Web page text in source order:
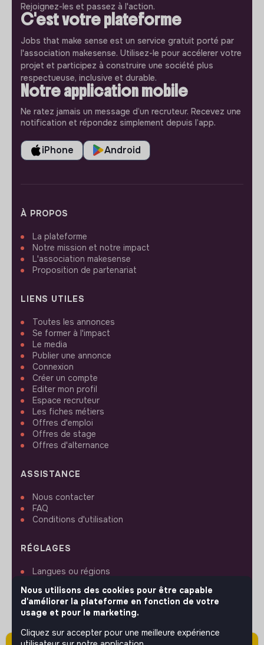
Rejoignez-les et passez à l'action.
C'est votre plateforme
Jobs that make sense est un service gratuit porté par
l'association makesense. Utilisez-le pour accélerer votre
projet et participez à construire une société plus
respectueuse, inclusive et durable.
Notre application mobile
Ne ratez jamais un message d’un recruteur. Recevez une
notification et répondez simplement depuis l’app.
iPhone Android
À PROPOS
La plateforme
Notre mission et notre impact
L'association makesense
Proposition de partenariat
LIENS UTILES
Toutes les annonces
Se former à l'impact
Le media
Publier une annonce
Connexion
Créer un compte
Editer mon profil
Espace recruteur
Les fiches métiers
Offres d'emploi
Offres de stage
Offres d'alternance
ASSISTANCE
Nous contacter
FAQ
Conditions d'utilisation
RÉGLAGES
Langues ou régions
Paramètres des cookies
Nous utilisons des cookies pour être capable
d'améliorer la plateforme en fonction de votre
usage et pour le marketing.
Cliquez sur accepter pour une meilleure expérience